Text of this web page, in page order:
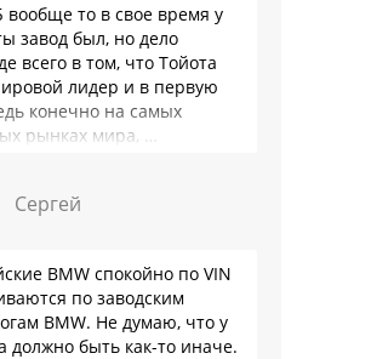
вообще то в свое время у
завод был, но дело
всего в том, что Тойота
лидер и в первую
конечно на самых
рынках мира, …
Сергей
BMW спокойно по VIN
по заводским
BMW. Не думаю, что у
должно быть как-то иначе.